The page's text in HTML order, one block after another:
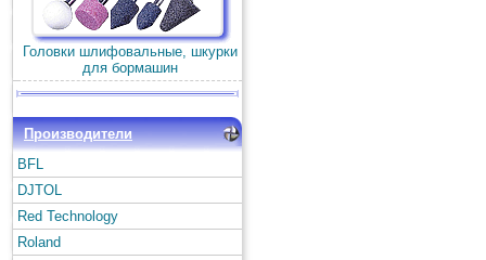
Головки шлифовальные, шкурки
для бормашин
Производители
BFL
DJTOL
Red Technology
Roland